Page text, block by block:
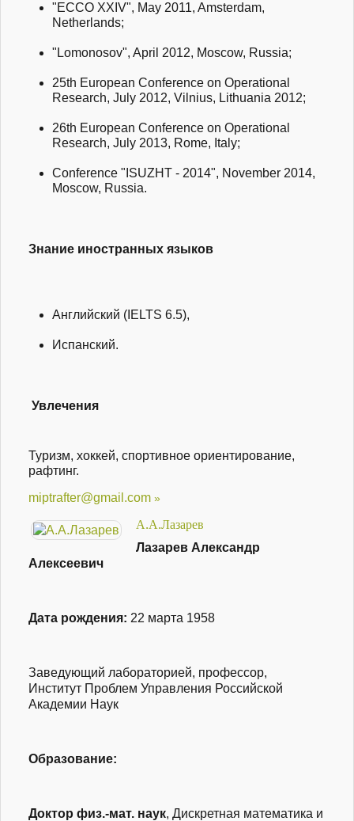
"ECCO XXIV", May 2011, Amsterdam,
Netherlands;
"Lomonosov", April 2012, Moscow, Russia;
25th European Conference on Operational
Research, July 2012, Vilnius, Lithuania 2012;
26th European Conference on Operational
Research, July 2013, Rome, Italy;
Conference "ISUZHT - 2014", November 2014,
Moscow, Russia.
Знание иностранных языков
Английский (IELTS 6.5),
Испанский.
Увлечения
Туризм, хоккей, спортивное ориентирование,
рафтинг.
miptrafter@gmail.com
А.А.Лазарев
Лазарев Александр
Алексеевич
Дата рождения: 22 марта 1958
Заведующий лабораторией, профессор,
Институт Проблем Управления Российской
Академии Наук
Образование:
Доктор физ.-мат. наук, Дискретная математика и